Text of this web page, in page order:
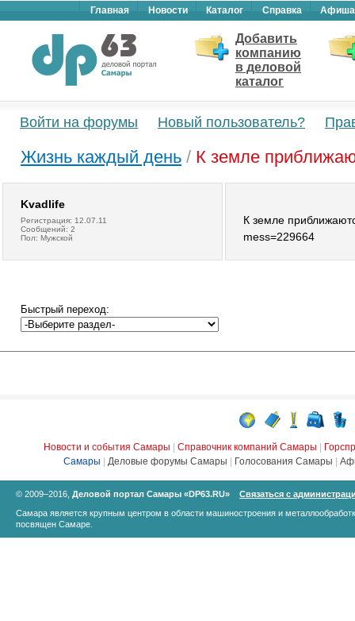
Главная Новости Каталог Справка Афиша
Добавить
компанию
в деловой
каталог
Войти на форумы Новый пользователь?
Жизнь каждый день / К земле
Kvadlife
Регистрация: 12.07.11
Сообщений: 2
Пол: Мужской
К земле
mess=229664
Быстрый переход:
Новости и события Самары Справочник компаний Самары
Самары
Деловые форумы Самары Голосования Самары
© 2009–2016, Деловой портал Самары «DP63.RU»
Связаться с
Самара является крупным центром в области машиностроения и
посвящен Самаре.